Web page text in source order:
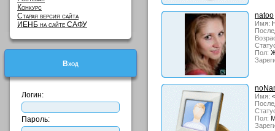
Конкурс
Старая версия сайта
ИЕНБ на сайте САФУ
Вход
Логин:
Пароль:
natoo
Имя:
Пол:
Имя:
Пол: